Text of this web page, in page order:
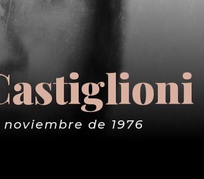
de 1976